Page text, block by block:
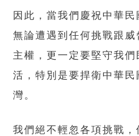
因此，當我們慶祝中華
無論遭遇到任何挑戰跟
主權，更一定要堅守我
活，特別是要捍衛中華
灣。
我們絕不輕忽各項挑戰，